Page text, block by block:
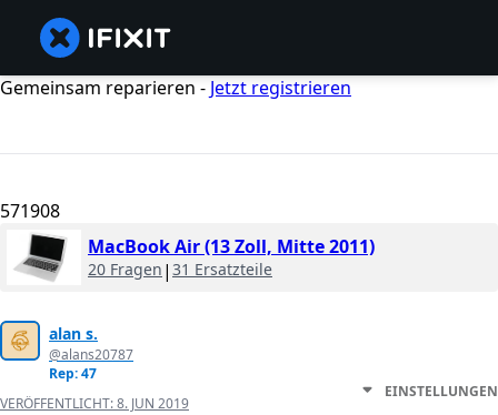
Gemeinsam reparieren - Jetzt registrieren
571908
MacBook Air (13 Zoll, Mitte 2011)
20 Fragen | 31 Ersatzteile
alan s.
@alans20787
Rep: 47
VERÖFFENTLICHT:8. JUN 2019
EINSTELLUNGEN